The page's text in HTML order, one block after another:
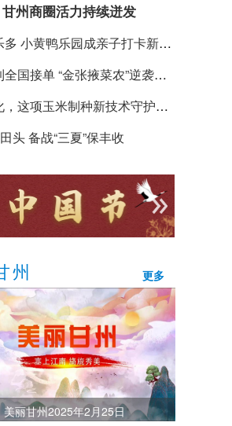
州商圈活力持续迸发
小黄鸭乐园成亲子打卡新热
国接单 “金张掖菜农”逆袭致
这项玉米制种新技术守护国
头 备战“三夏”保丰收
州 更多
美丽甘州2025年2月25日